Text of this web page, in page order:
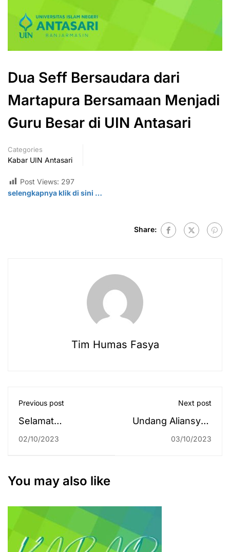
Dua Seff Bersaudara dari
Martapura Bersamaan Menjadi
Guru Besar di UIN Antasari
Categories
Kabar UIN Antasari
Post Views: 297
selengkapnya klik di sini …
Share:
Tim Humas Fasya
Previous post
Selamat
Memperingati Hari
2023
02/10/2023
Next post
Undang Aliansyah
Jumbawuya, UIN
03/10/2023
You may also like